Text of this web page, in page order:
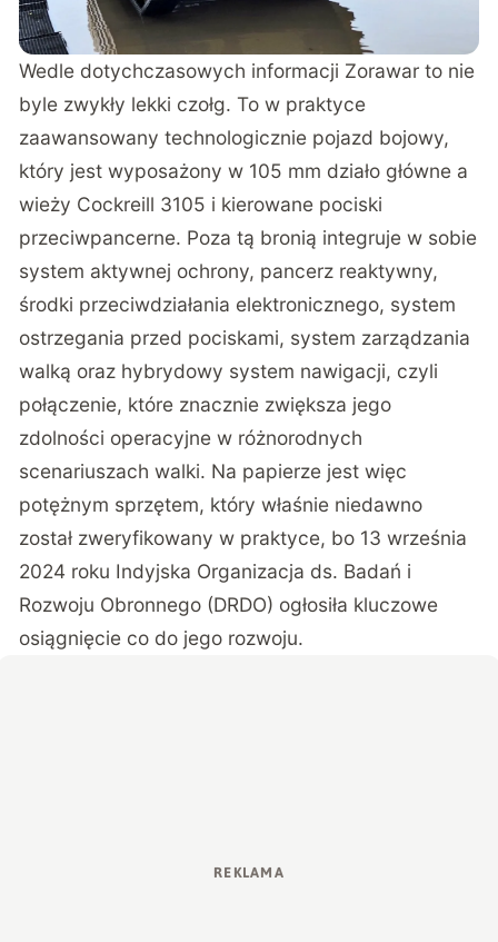
Wedle dotychczasowych informacji Zorawar to nie
byle zwykły lekki czołg. To w praktyce
zaawansowany technologicznie pojazd bojowy,
który jest wyposażony w 105 mm działo główne a
wieży Cockreill 3105 i kierowane pociski
przeciwpancerne. Poza tą bronią integruje w sobie
system aktywnej ochrony, pancerz reaktywny,
środki przeciwdziałania elektronicznego, system
ostrzegania przed pociskami, system zarządzania
walką oraz hybrydowy system nawigacji, czyli
połączenie, które znacznie zwiększa jego
zdolności operacyjne w różnorodnych
scenariuszach walki. Na papierze jest więc
potężnym sprzętem, który właśnie niedawno
został zweryfikowany w praktyce, bo 13 września
2024 roku Indyjska Organizacja ds. Badań i
Rozwoju Obronnego (DRDO) ogłosiła kluczowe
osiągnięcie co do jego rozwoju.